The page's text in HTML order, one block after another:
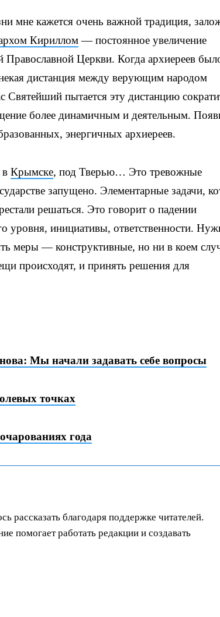
мне кажется очень важной традиция,
Кириллом— постоянное увеличение
Православной Церкви. Когда архиереев
дистанция между верующим народом
Святейший пытается эту дистанцию
более динамичным и деятельным.
энергичных архиереев.
в Крымске, под Тверью… Это тревожные
запущено. Элементарные задачи,
решаться. Это говорит о падении
уровня, инициативы, ответственности.
меры — конструктивные, но ни в коем
происходят, и принять решения для
Мы начали задавать себе вопросы
точках
года
рассказать благодаря поддержке читателей.
помогает работать редакции и создавать